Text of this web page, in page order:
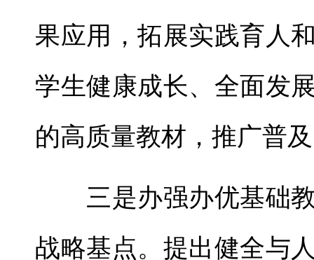
果应用，拓展实践育人
学生健康成长、全面发
的高质量教材，推广普
三是办强办优基础教
战略基点。提出健全与